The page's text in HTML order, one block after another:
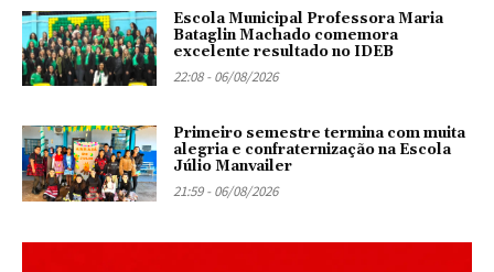
Escola Municipal Professora Maria
Bataglin Machado comemora
excelente resultado no IDEB
22:08 - 06/08/2026
Primeiro semestre termina com muita
alegria e confraternização na Escola
Júlio Manvailer
21:59 - 06/08/2026